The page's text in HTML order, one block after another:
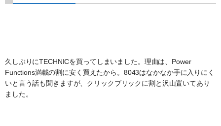
久しぶりにTECHNICを買ってしまいました。理由は、Power
Functions満載の割に安く買えたから。8043はなかなか手に入りにく
いと言う話も聞きますが、クリックブリックに割と沢山置いてあり
ました。